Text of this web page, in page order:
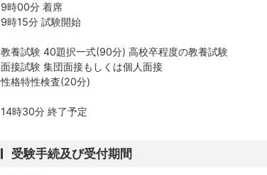
9時00分 着席
9時15分 試験開始
教養試験 40題択一式(90分) 高校卒程度の教養試験
面接試験 集団面接もしくは個人面接
性格特性検査(20分)
14時30分 終了予定
受験手続及び受付期間